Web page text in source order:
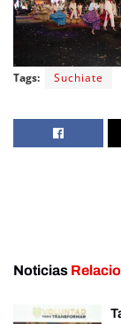
Tags: Suchiate
Noticias